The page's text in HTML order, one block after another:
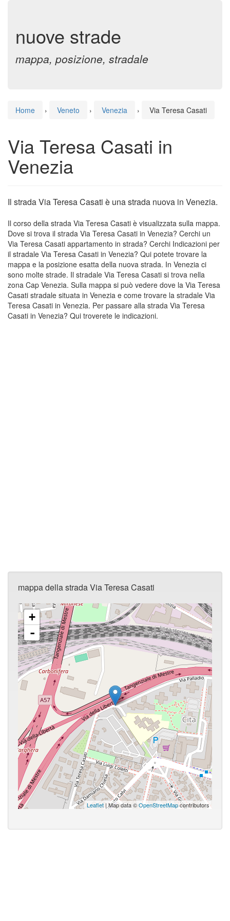
nuove strade
mappa, posizione, stradale
Home › Veneto › Venezia › Via Teresa Casati
Via Teresa Casati in
Venezia
Il strada Via Teresa Casati è una strada nuova in Venezia.
Il corso della strada Via Teresa Casati è visualizzata sulla mappa.
Dove si trova il strada Via Teresa Casati in Venezia? Cerchi un
Via Teresa Casati appartamento in strada? Cerchi Indicazioni per
il stradale Via Teresa Casati in Venezia? Qui potete trovare la
mappa e la posizione esatta della nuova strada. In Venezia ci
sono molte strade. Il stradale Via Teresa Casati si trova nella
zona Cap Venezia. Sulla mappa si può vedere dove la Via Teresa
Casati stradale situata in Venezia e come trovare la stradale Via
Teresa Casati in Venezia. Per passare alla strada Via Teresa
Casati in Venezia? Qui troverete le indicazioni.
mappa della strada Via Teresa Casati
+
-
Leaflet | Map data ©OpenStreetMapcontributors